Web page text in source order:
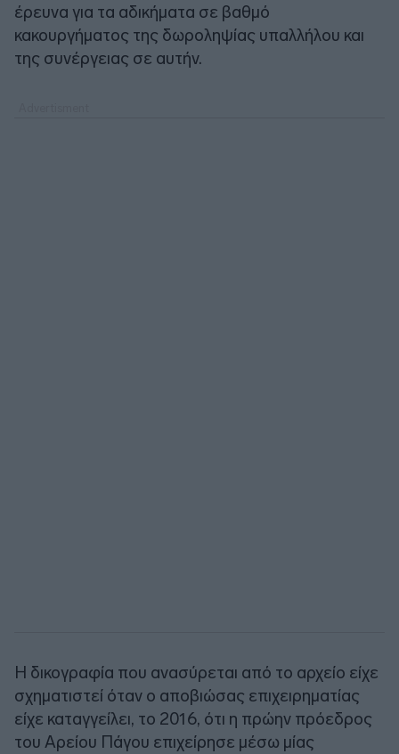
έρευνα για τα αδικήματα σε βαθμό
κακουργήματος της δωροληψίας υπαλλήλου και
της συνέργειας σε αυτήν.
Η δικογραφία που ανασύρεται από το αρχείο είχε
σχηματιστεί όταν ο αποβιώσας επιχειρηματίας
είχε καταγγείλει, το 2016, ότι η πρώην πρόεδρος
του Αρείου Πάγου επιχείρησε μέσω μίας